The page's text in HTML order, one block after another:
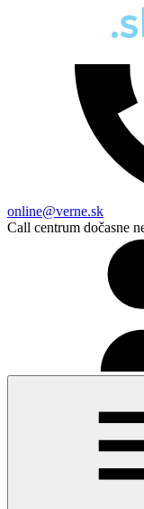
online@verne.sk
Call centrum dočasne